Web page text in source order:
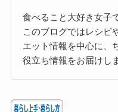
食べること大好き女子
このブログではレシピ
エット情報を中心に、
役立ち情報をお届けし